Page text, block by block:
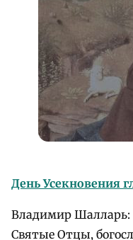
День Усекновения
Владимир Шалларь:
Святые Отцы,